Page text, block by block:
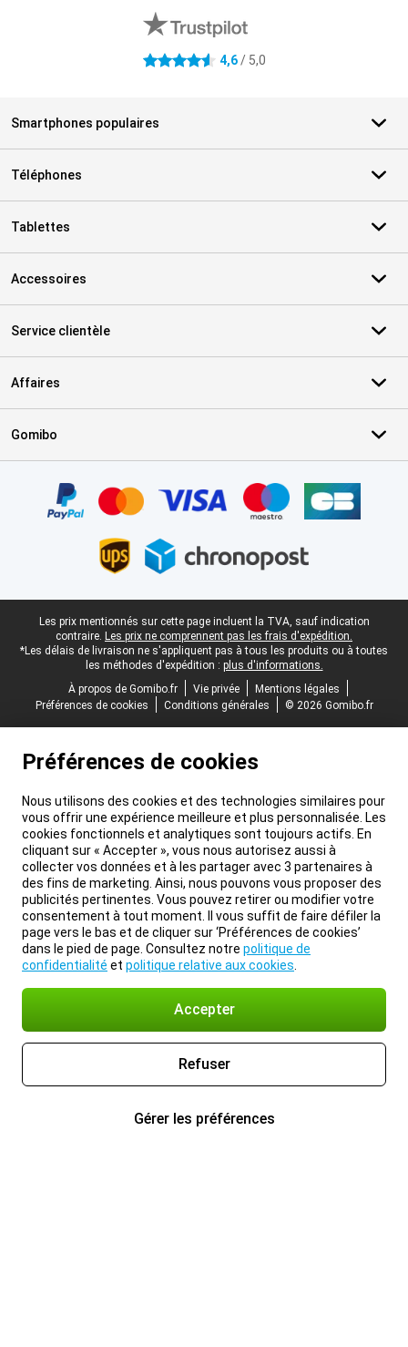
4.6 étoiles 4,6/ 5,0
Smartphones populaires
Téléphones
Tablettes
Accessoires
Service clientèle
Affaires
Gomibo
Pied-de-page légal
Les prix mentionnés sur cette page incluent la TVA, sauf indication
contraire. Les prix ne comprennent pas les frais d'expédition.
*Les délais de livraison ne s'appliquent pas à tous les produits ou à toutes
les méthodes d'expédition : plus d'informations.
À propos de Gomibo.fr
Vie privée
Mentions légales
Préférences de cookies
Conditions générales © 2026 Gomibo.fr
Préférences de cookies
Nous utilisons des cookies et des technologies similaires pour
vous offrir une expérience meilleure et plus personnalisée. Les
cookies fonctionnels et analytiques sont toujours actifs. En
cliquant sur « Accepter », vous nous autorisez aussi à
collecter vos données et à les partager avec 3 partenaires à
des fins de marketing. Ainsi, nous pouvons vous proposer des
publicités pertinentes. Vous pouvez retirer ou modifier votre
consentement à tout moment. Il vous suffit de faire défiler la
page vers le bas et de cliquer sur ‘Préférences de cookies’
dans le pied de page. Consultez notre politique de
confidentialité et politique relative aux cookies
Accepter
Refuser
Gérer les préférences